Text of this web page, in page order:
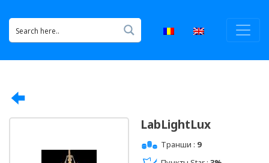
LabLightLux
Транши : 9